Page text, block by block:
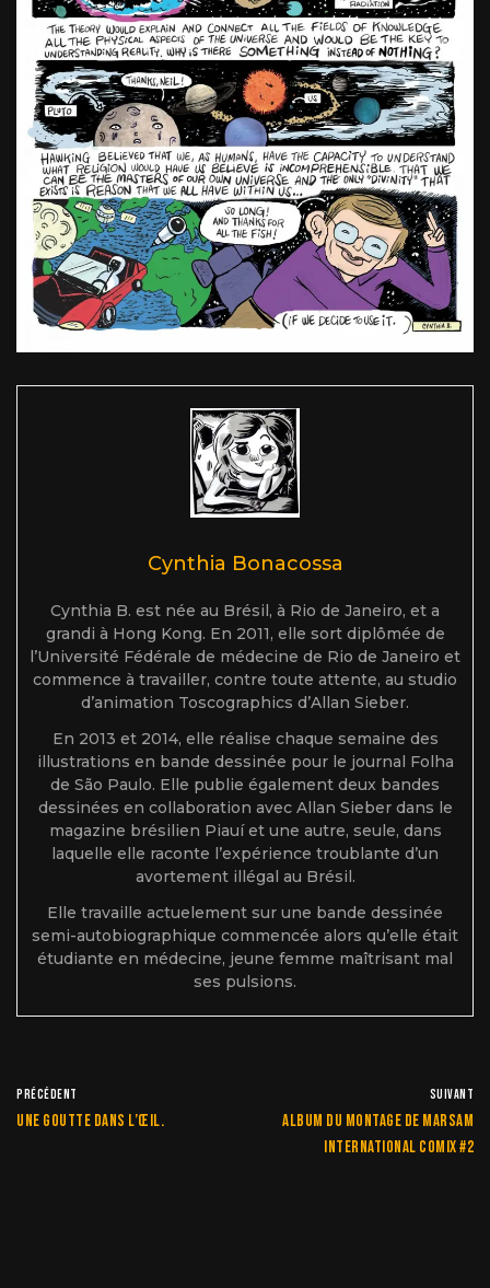
Cynthia Bonacossa
Cynthia B. est née au Brésil, à Rio de Janeiro, et a
grandi à Hong Kong. En 2011, elle sort diplômée de
l’Université Fédérale de médecine de Rio de Janeiro et
commence à travailler, contre toute attente, au studio
d’animation Toscographics d’Allan Sieber.
En 2013 et 2014, elle réalise chaque semaine des
illustrations en bande dessinée pour le journal Folha
de São Paulo. Elle publie également deux bandes
dessinées en collaboration avec Allan Sieber dans le
magazine brésilien Piauí et une autre, seule, dans
laquelle elle raconte l’expérience troublante d’un
avortement illégal au Brésil.
Elle travaille actuelement sur une bande dessinée
semi-autobiographique commencée alors qu’elle était
étudiante en médecine, jeune femme maîtrisant mal
ses pulsions.
PRÉCÉDENT
Une goutte dans l’œil.
SUIVANT
Album du montage de MARSAM
INTERNATIONAL COMIX #2